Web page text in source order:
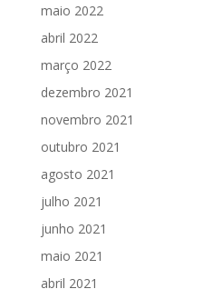
maio 2022
abril 2022
março 2022
dezembro 2021
novembro 2021
outubro 2021
agosto 2021
julho 2021
junho 2021
maio 2021
abril 2021